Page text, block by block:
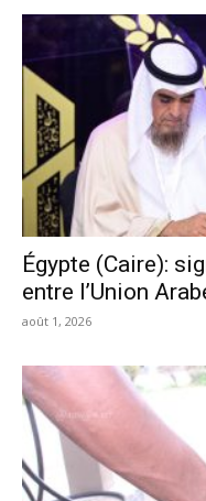
Égypte (Caire):
entre l’Union
août 1, 2026